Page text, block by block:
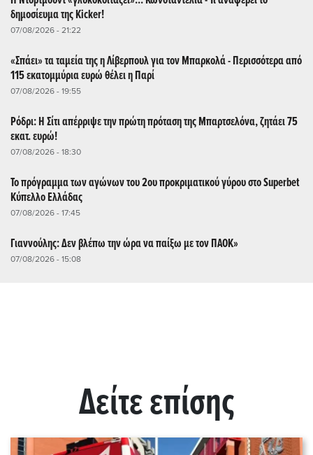
δημοσίευμα της Kicker!
07/08/2026 - 21:22
«Σπάει» τα ταμεία της η Λίβερπουλ για τον Μπαρκολά - Περισσότερα από
115 εκατομμύρια ευρώ θέλει η Παρί
07/08/2026 - 19:55
Ρόδρι: Η Σίτι απέρριψε την πρώτη πρόταση της Μπαρτσελόνα, ζητάει 75
εκατ. ευρώ!
07/08/2026 - 18:30
Το πρόγραμμα των αγώνων του 2ου προκριματικού γύρου στο Superbet
Κύπελλο Ελλάδας
07/08/2026 - 17:45
Γιαννούλης: Δεν βλέπω την ώρα να παίξω με τον ΠΑΟΚ»
07/08/2026 - 15:08
Δείτε επίσης